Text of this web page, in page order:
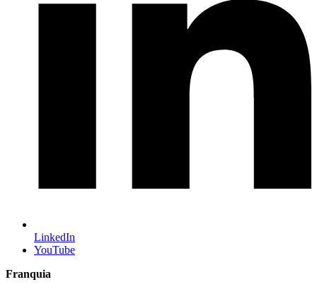
LinkedIn
YouTube
Franquia